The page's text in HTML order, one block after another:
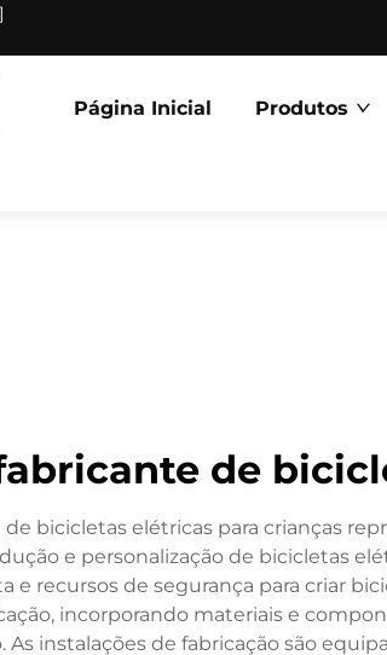
Página Inicial Produtos
de
bicicletas elétricas para crianças
e personalização de bicicletas
e recursos de segurança para criar
incorporando materiais e
As instalações de fabricação são